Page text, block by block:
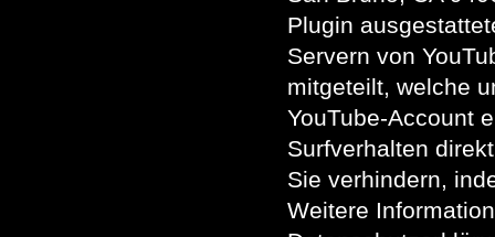
Plugin
Servern von
mitgeteilt, welche
YouTube-Account
Surfverhalten
Sie verhindern,
Weitere